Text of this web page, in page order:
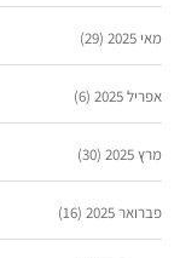
מאי 2025 (29)
אפריל 2025 (6)
מרץ 2025 (30)
פברואר 2025 (16)